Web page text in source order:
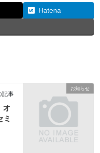
Hatena
お知らせ
記事
オ
ミ